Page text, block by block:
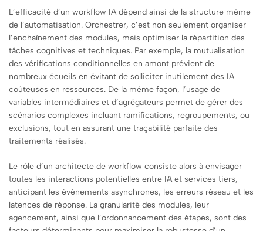
L’efficacité d’un workflow IA dépend ainsi de la structure même
de l’automatisation. Orchestrer, c’est non seulement organiser
l’enchaînement des modules, mais optimiser la répartition des
tâches cognitives et techniques. Par exemple, la mutualisation
des vérifications conditionnelles en amont prévient de
nombreux écueils en évitant de solliciter inutilement des IA
coûteuses en ressources. De la même façon, l’usage de
variables intermédiaires et d’agrégateurs permet de gérer des
scénarios complexes incluant ramifications, regroupements, ou
exclusions, tout en assurant une traçabilité parfaite des
traitements réalisés.
Le rôle d’un architecte de workflow consiste alors à envisager
toutes les interactions potentielles entre IA et services tiers,
anticipant les événements asynchrones, les erreurs réseau et les
latences de réponse. La granularité des modules, leur
agencement, ainsi que l’ordonnancement des étapes, sont des